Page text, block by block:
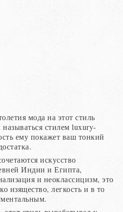
мода на этот стиль
называться стилем luxury-
ему покажет ваш тонкий
искусство
Индии и Египта,
и неоклассицизм, это
изящество, легкость и в то